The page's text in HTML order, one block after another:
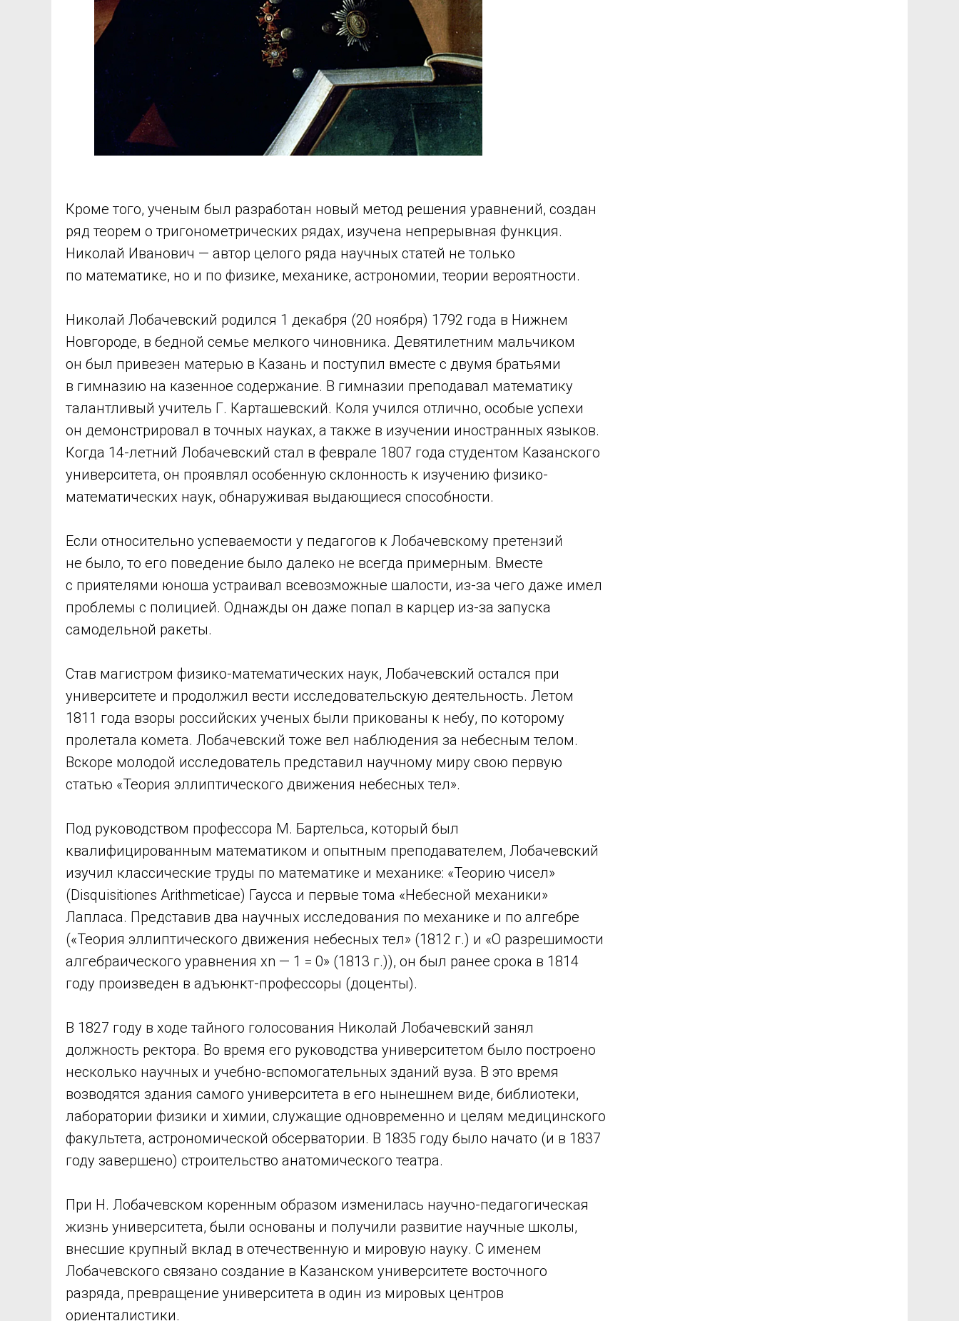
Кроме того, ученым был разработан новый метод решения уравнений, создан
ряд теорем о тригонометрических рядах, изучена непрерывная функция.
Николай Иванович — автор целого ряда научных статей не только
по математике, но и по физике, механике, астрономии, теории вероятности.
Николай Лобачевский родился 1 декабря (20 ноября) 1792 года в Нижнем
Новгороде, в бедной семье мелкого чиновника. Девятилетним мальчиком
он был привезен матерью в Казань и поступил вместе с двумя братьями
в гимназию на казенное содержание. В гимназии преподавал математику
талантливый учитель Г. Карташевский. Коля учился отлично, особые успехи
он демонстрировал в точных науках, а также в изучении иностранных языков.
Когда 14-летний Лобачевский стал в феврале 1807 года студентом Казанского
университета, он проявлял особенную склонность к изучению физико-
математических наук, обнаруживая выдающиеся способности.
Если относительно успеваемости у педагогов к Лобачевскому претензий
не было, то его поведение было далеко не всегда примерным. Вместе
с приятелями юноша устраивал всевозможные шалости, из-за чего даже имел
проблемы с полицией. Однажды он даже попал в карцер из-за запуска
самодельной ракеты.
Став магистром физико-математических наук, Лобачевский остался при
университете и продолжил вести исследовательскую деятельность. Летом
1811 года взоры российских ученых были прикованы к небу, по которому
пролетала комета. Лобачевский тоже вел наблюдения за небесным телом.
Вскоре молодой исследователь представил научному миру свою первую
статью «Теория эллиптического движения небесных тел».
Под руководством профессора М. Бартельса, который был
квалифицированным математиком и опытным преподавателем, Лобачевский
изучил классические труды по математике и механике: «Теорию чисел»
(Disquisitiones Arithmeticae) Гаусса и первые тома «Небесной механики»
Лапласа. Представив два научных исследования по механике и по алгебре
(«Теория эллиптического движения небесных тел» (1812 г.) и «О разрешимости
алгебраического уравнения xn — 1 = 0» (1813 г.)), он был ранее срока в 1814
году произведен в адъюнкт-профессоры (доценты).
В 1827 году в ходе тайного голосования Николай Лобачевский занял
должность ректора. Во время его руководства университетом было построено
несколько научных и учебно-вспомогательных зданий вуза. В это время
возводятся здания самого университета в его нынешнем виде, библиотеки,
лаборатории физики и химии, служащие одновременно и целям медицинского
факультета, астрономической обсерватории. В 1835 году было начато (и в 1837
году завершено) строительство анатомического театра.
При Н. Лобачевском коренным образом изменилась научно-педагогическая
жизнь университета, были основаны и получили развитие научные школы,
внесшие крупный вклад в отечественную и мировую науку. С именем
Лобачевского связано создание в Казанском университете восточного
разряда, превращение университета в один из мировых центров
ориенталистики.